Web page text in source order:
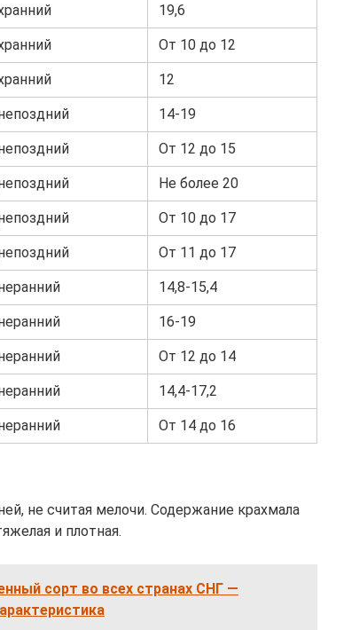
19,6
От 10 до 12
12
14-19
От 12 до 15
Не более 20
От 10 до 17
От 11 до 17
14,8-15,4
16-19
От 12 до 14
14,4-17,2
От 14 до 16
не считая мелочи. Содержание крахмала
и плотная.
сорт во всех странах СНГ —